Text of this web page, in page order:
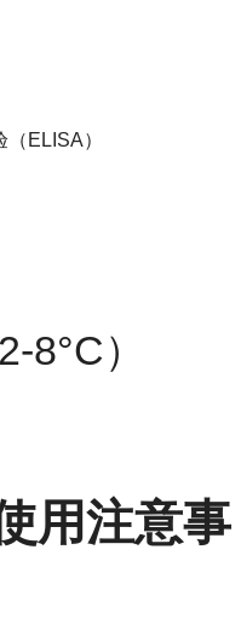
（ ELISA）
8°C）
用注意事